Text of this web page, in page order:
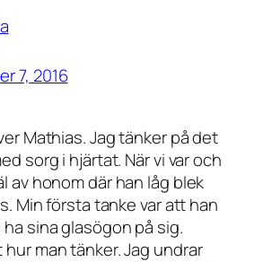
7, 2016
Mathias. Jag tänker på det
sorg i hjärtat. När vi var och
av honom där han låg blek
Min första tanke var att han
sina glasögon på sig.
man tänker. Jag undrar